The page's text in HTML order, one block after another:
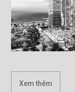
Xem thêm